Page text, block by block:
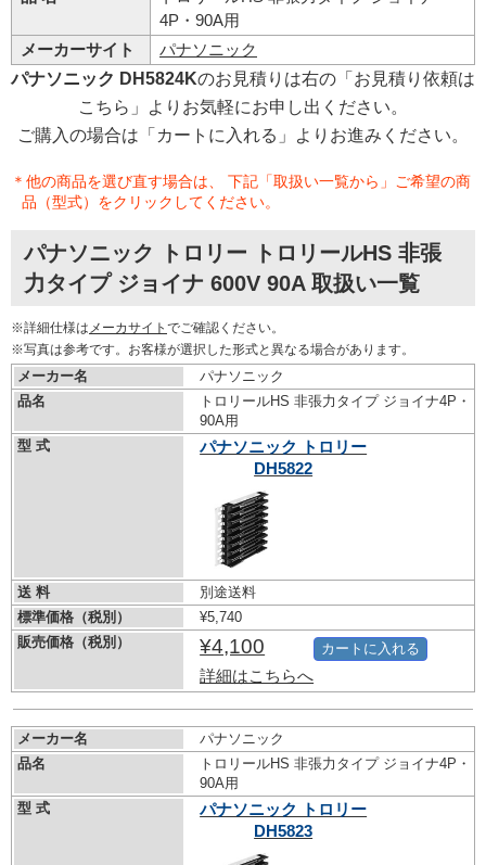
4P・90A用
メーカーサイト
パナソニック
パナソニック DH5824Kのお見積りは右の「お見積り依頼は
こちら」よりお気軽にお申し出ください。
ご購入の場合は「カートに入れる」よりお進みください。
＊他の商品を選び直す場合は、 下記「取扱い一覧から」ご希望の商
品（型式）をクリックしてください。
パナソニック トロリー トロリールHS 非張
力タイプ ジョイナ 600V 90A 取扱い一覧
※詳細仕様は メーカサイト でご確認ください。
※写真は参考です。お客様が選択した形式と異なる場合があります。
メーカー名
パナソニック
品名
トロリールHS 非張力タイプ ジョイナ4P・
90A用
型 式
パナソニック トロリー
DH5822
送 料
別途送料
標準価格（税別）
¥5,740
販売価格（税別）
¥4,100
詳細はこちらへ
カートに入れる
メーカー名
パナソニック
品名
トロリールHS 非張力タイプ ジョイナ4P・
90A用
型 式
パナソニック トロリー
DH5823